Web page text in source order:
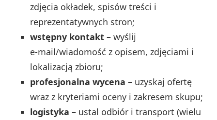
zdjęcia okładek, spisów treści i
reprezentatywnych stron;
wstępny kontakt – wyślij
e‑mail/wiadomość z opisem, zdjęciami i
lokalizacją zbioru;
profesjonalna wycena – uzyskaj ofertę
wraz z kryteriami oceny i zakresem skupu;
logistyka – ustal odbiór i transport (wielu